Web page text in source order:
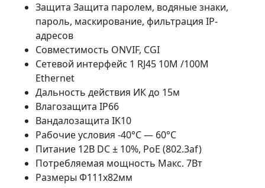
Защита Защита паролем, водяные знаки,
пароль, маскирование, фильтрация IP-
адресов
Совместимость ONVIF, CGI
Сетевой интерфейс 1 RJ45 10M /100M
Ethernet
Дальность действия ИК до 15м
Влагозащита IP66
Вандалозащита IK10
Рабочие условия -40°С — 60°С
Питание 12В DC ± 10%, PoE (802.3af)
Потребляемая мощность Макс. 7Вт
Размеры Ф111x82мм